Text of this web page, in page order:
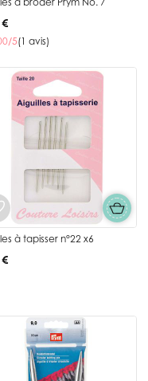
5(1 avis)
à tapisser n°22 x6